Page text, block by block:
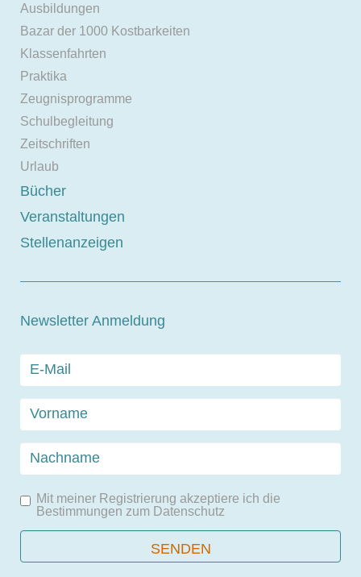
Ausbildungen
Bazar der 1000 Kostbarkeiten
Klassenfahrten
Praktika
Zeugnisprogramme
Schulbegleitung
Zeitschriften
Urlaub
Bücher
Veranstaltungen
Stellenanzeigen
Newsletter Anmeldung
Mit meiner Registrierung akzeptiere ich die
Bestimmungen zum Datenschutz